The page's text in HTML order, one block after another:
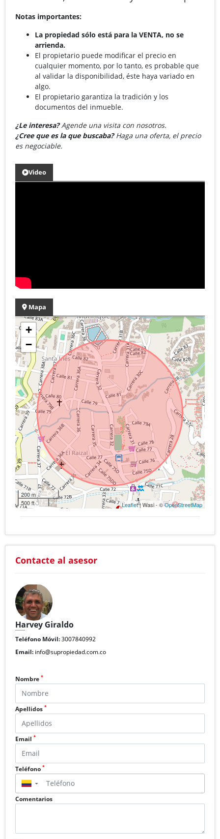
Notas importantes:
La propiedad sólo está para la VENTA, no se
arrienda.
El propietario puede modificar el precio en
cualquier momento, por lo tanto, es probable que
al validar la disponibilidad, éste haya variado en
algo.
El propietario garantiza la tradición y los
documentos del inmueble.
¿Le interesa?Agende una visita con nosotros.
¿Cree que es la que buscaba?Haga una oferta, el precio
es negociable.
Video
Mapa
+
−
200 m
500 ft
Leaflet| Wasi - ©OpenStreetMap
Contacte al asesor
Harvey Giraldo
Teléfono Móvil:3007840992
Email: info@supropiedad.com.co
Nombre *
Apellidos *
Email *
Teléfono *
▼
Comentarios